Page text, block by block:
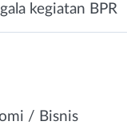
kegiatan BPR
/ Bisnis